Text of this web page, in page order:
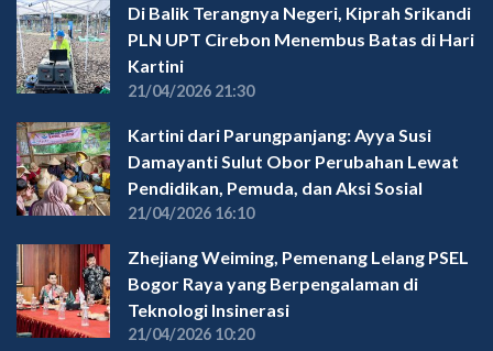
Di Balik Terangnya Negeri, Kiprah Srikandi
PLN UPT Cirebon Menembus Batas di Hari
Kartini
21/04/2026 21:30
Kartini dari Parungpanjang: Ayya Susi
Damayanti Sulut Obor Perubahan Lewat
Pendidikan, Pemuda, dan Aksi Sosial
21/04/2026 16:10
Zhejiang Weiming, Pemenang Lelang PSEL
Bogor Raya yang Berpengalaman di
Teknologi Insinerasi
21/04/2026 10:20